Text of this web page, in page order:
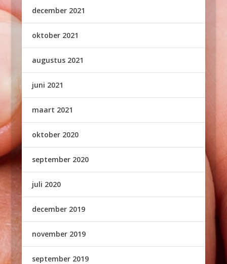
december 2021
oktober 2021
augustus 2021
juni 2021
maart 2021
oktober 2020
september 2020
juli 2020
december 2019
november 2019
september 2019